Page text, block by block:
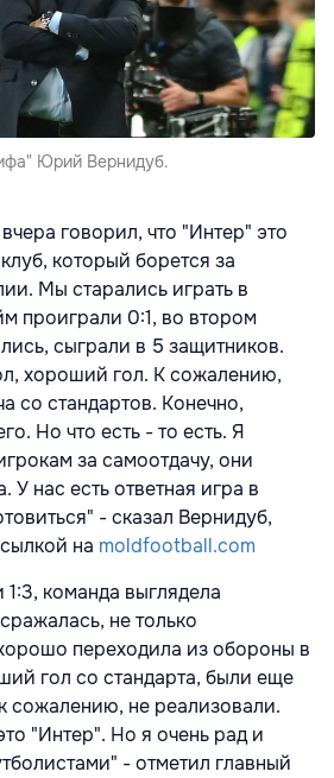
Юрий Вернидуб.
говорил, что "Интер" это
который борется за
Мы старались играть в
проиграли 0:1, во втором
сыграли в 5 защитников.
хороший гол. К сожалению,
со стандартов. Конечно,
Но что есть - то есть. Я
за самоотдачу, они
У нас есть ответная игра в
- сказал Вернидуб,
на moldfootball.com
команда выглядела
не только
переходила из обороны в
гол со стандарта, были еще
сожалению, не реализовали.
"Интер". Но я очень рад и
- отметил главный